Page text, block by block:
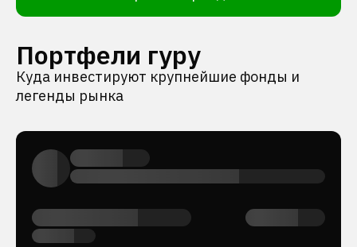
Портфели гуру
Куда инвестируют крупнейшие фонды и
легенды рынка